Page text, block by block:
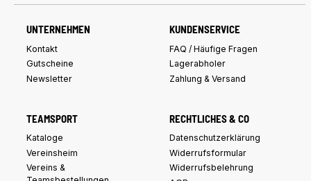
UNTERNEHMEN
Kontakt
Gutscheine
Newsletter
KUNDENSERVICE
FAQ / Häufige Fragen
Lagerabholer
Zahlung & Versand
TEAMSPORT
Kataloge
Vereinsheim
Vereins &
RECHTLICHES & CO
Datenschutzerklärung
Widerrufsformular
Widerrufsbelehrung